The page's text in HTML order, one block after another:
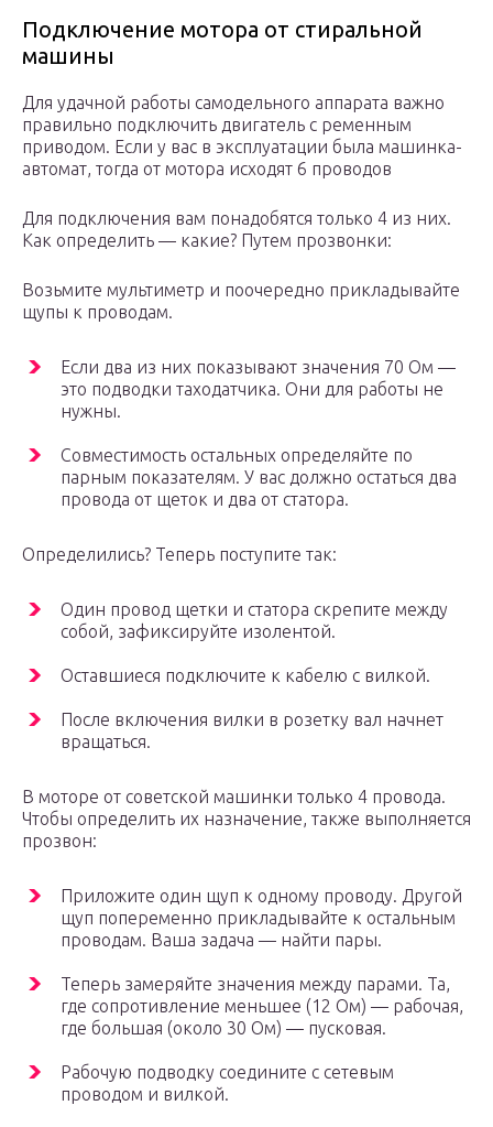
Подключение мотора от стиральной
машины
Для удачной работы самодельного аппарата важно
правильно подключить двигатель с ременным
приводом. Если у вас в эксплуатации была машинка-
автомат, тогда от мотора исходят 6 проводов
Для подключения вам понадобятся только 4 из них.
Как определить — какие? Путем прозвонки:
Возьмите мультиметр и поочередно прикладывайте
щупы к проводам.
Если два из них показывают значения 70 Ом —
это подводки таходатчика. Они для работы не
нужны.
Совместимость остальных определяйте по
парным показателям. У вас должно остаться два
провода от щеток и два от статора.
Определились? Теперь поступите так:
Один провод щетки и статора скрепите между
собой, зафиксируйте изолентой.
Оставшиеся подключите к кабелю с вилкой.
После включения вилки в розетку вал начнет
вращаться.
В моторе от советской машинки только 4 провода.
Чтобы определить их назначение, также выполняется
прозвон:
Приложите один щуп к одному проводу. Другой
щуп попеременно прикладывайте к остальным
проводам. Ваша задача — найти пары.
Теперь замеряйте значения между парами. Та,
где сопротивление меньшее (12 Ом) — рабочая,
где большая (около 30 Ом) — пусковая.
Рабочую подводку соедините с сетевым
проводом и вилкой.